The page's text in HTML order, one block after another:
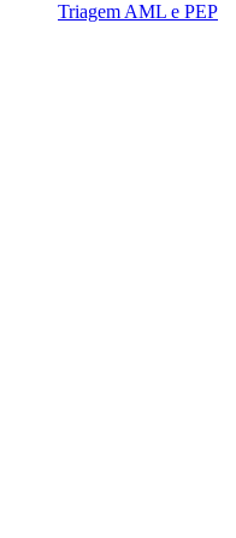
Triagem AML e PEP